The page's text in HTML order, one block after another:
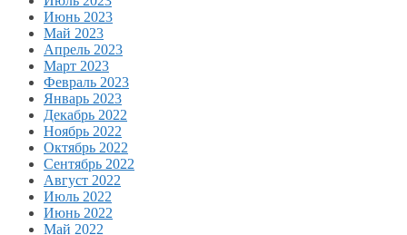
Июнь 2023
Май 2023
Апрель 2023
Март 2023
Февраль 2023
Январь 2023
Декабрь 2022
Ноябрь 2022
Октябрь 2022
Сентябрь 2022
Август 2022
Июль 2022
Июнь 2022
Май 2022